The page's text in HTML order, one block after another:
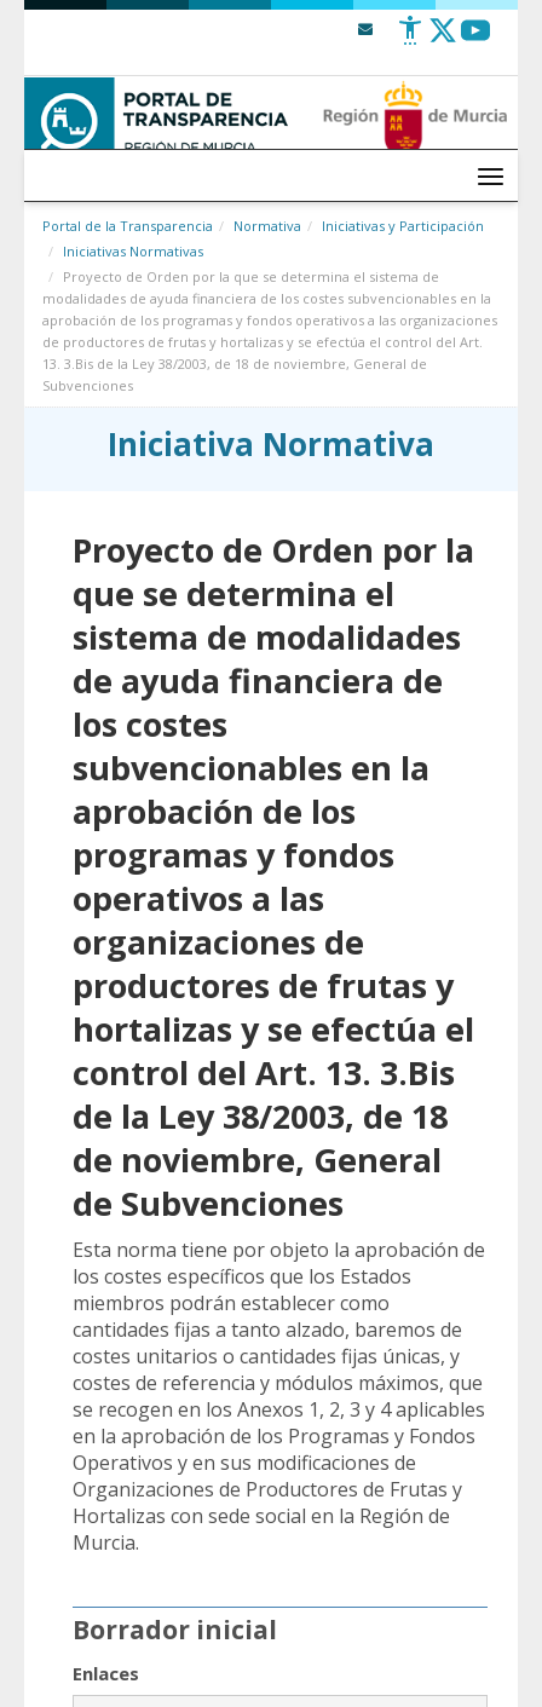
Saltar al contenido
Menú
Portal de la Transparencia Normativa
Iniciativas y Participación
Iniciativas Normativas
Proyecto de Orden por la que se determina el sistema de
modalidades de ayuda financiera de los costes subvencionables en la
aprobación de los programas y fondos operativos a las organizaciones
de productores de frutas y hortalizas y se efectúa el control del Art.
13. 3.Bis de la Ley 38/2003, de 18 de noviembre, General de
Subvenciones
Iniciativa Normativa
Proyecto de Orden por la
que se determina el
sistema de modalidades
de ayuda financiera de
los costes
subvencionables en la
aprobación de los
programas y fondos
operativos a las
organizaciones de
productores de frutas y
hortalizas y se efectúa el
control del Art. 13. 3.Bis
de la Ley 38/2003, de 18
de noviembre, General
de Subvenciones
Esta norma tiene por objeto la aprobación de
los costes específicos que los Estados
miembros podrán establecer como
cantidades fijas a tanto alzado, baremos de
costes unitarios o cantidades fijas únicas, y
costes de referencia y módulos máximos, que
se recogen en los Anexos 1, 2, 3 y 4 aplicables
en la aprobación de los Programas y Fondos
Operativos y en sus modificaciones de
Organizaciones de Productores de Frutas y
Hortalizas con sede social en la Región de
Murcia.
Borrador inicial
Enlaces